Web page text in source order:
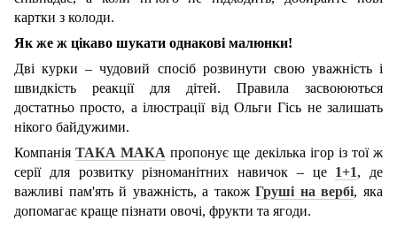
картки з колоди.
Як же ж цікаво шукати однакові малюнки!
Дві курки ‒ чудовий спосіб розвинути свою уважність і
швидкість реакції для дітей. Правила засвоюються
достатньо просто, а ілюстрації від Ольги Гісь не залишать
нікого байдужими.
КомпаніяТАКА МАКА пропонує ще декілька ігор із тої ж
серії для розвитку різноманітних навичок ‒ це 1+1, де
важливі пам'ять й уважність, а такожГруші на вербі, яка
допомагає краще пізнати овочі, фрукти та ягоди.